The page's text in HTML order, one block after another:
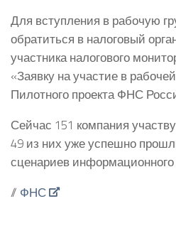
Для вступления в рабочую
обратиться в налоговый
участника налогового
«Заявку на участие в
Пилотного проекта ФНС
Сейчас 151 компания
49 из них уже успешно
сценариев
// ФНС